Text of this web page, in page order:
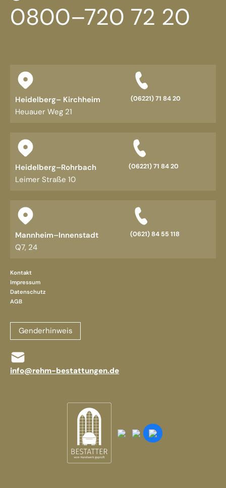
0800–720 72 20
Heidelberg– Kirchheim
Heuauer Weg 21
(06221) 71 84 20
Heidelberg–Rohrbach
Leimer Straße 10
(06221) 71 84 20
Mannheim–Innenstadt
Q7, 24
(0621) 84 55 118
Kontakt
Impressum
Datenschutz
AGB
Genderhinweis
info@rehm-bestattungen.de